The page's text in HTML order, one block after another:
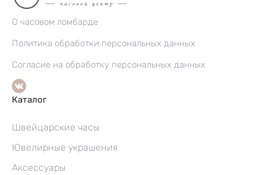
О часовом ломбарде
Политика обработки персональных данных
Согласие на обработку персональных данных
Каталог
Швейцарские часы
Ювелирные украшения
Аксессуары